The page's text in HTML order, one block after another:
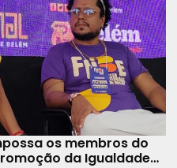
os membros do
da Igualdade